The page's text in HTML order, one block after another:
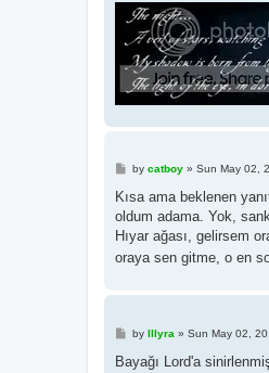
P
s
by catboy» Sun May 02,
Kısa ama beklenen
oldum adama. Yok,
Hıyar ağası, gelirsem
oraya sen gitme, o en
P
s
by Illyra » Sun May 02,
Bayağı Lord'a